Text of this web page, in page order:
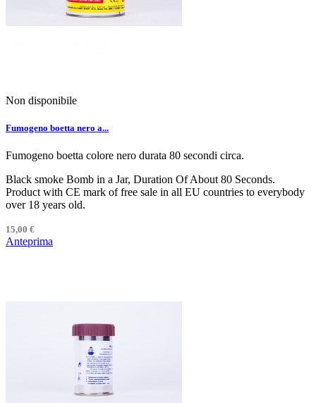
Non disponibile
Fumogeno boetta nero a...
Fumogeno boetta colore nero durata 80 secondi circa.
Black smoke Bomb in a Jar, Duration Of About 80 Seconds.
Product with CE mark of free sale in all EU countries to everybody
over 18 years old.
15,00 €
Anteprima